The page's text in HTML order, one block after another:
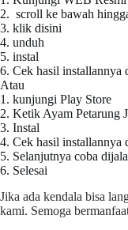
2. scroll ke bawah
3. klik disini
4. unduh
5. instal
6. Cek hasil installannya
Atau
1. kunjungi Play Store
2. Ketik Ayam Petarung
3. Instal
4. Cek hasil installannya
5. Selanjutnya coba
6. Selesai
Jika ada kendala bisa
kami. Semoga